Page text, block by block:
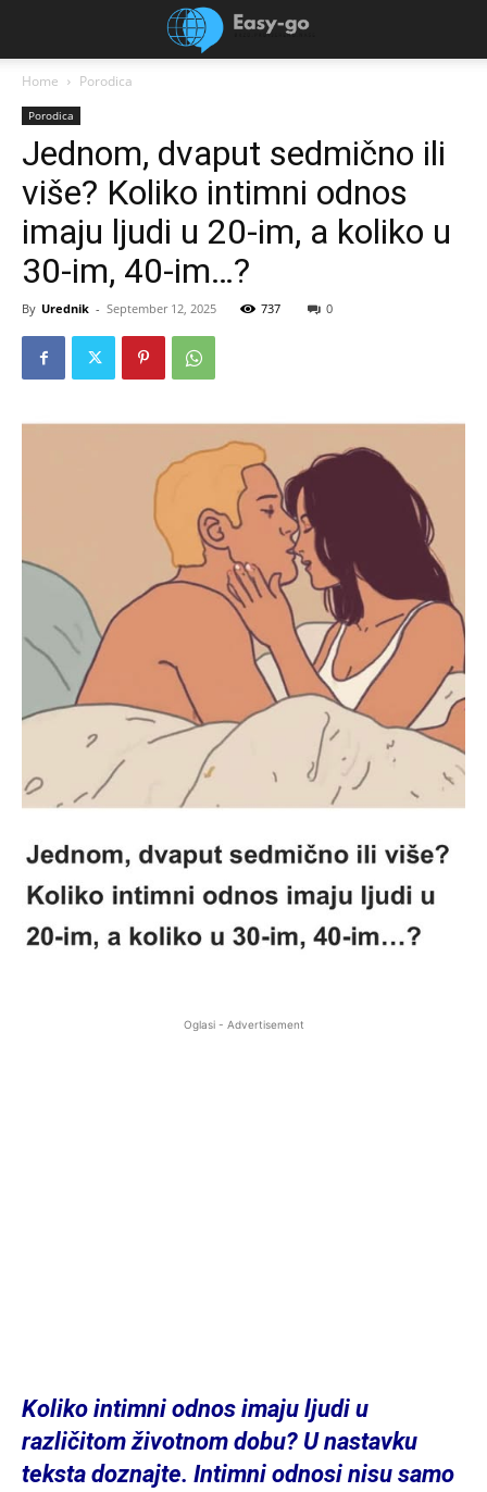
Home Porodica
Porodica
Jednom, dvaput sedmično ili
više? Koliko intimni odnos
imaju ljudi u 20-im, a koliko u
30-im, 40-im…?
By Urednik - September 12, 2025 737 0
Oglasi - Advertisement
Koliko intimni odnos imaju ljudi u
različitom životnom dobu? U nastavku
teksta doznajte. Intimni odnosi nisu samo